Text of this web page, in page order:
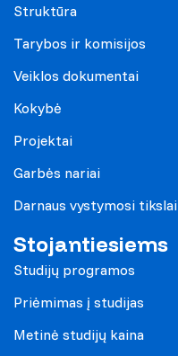
Struktūra
Tarybos ir komisijos
Veiklos dokumentai
Kokybė
Projektai
Garbės nariai
Darnaus vystymosi tikslai
Stojantiesiems
Studijų programos
Priėmimas į studijas
Metinė studijų kaina